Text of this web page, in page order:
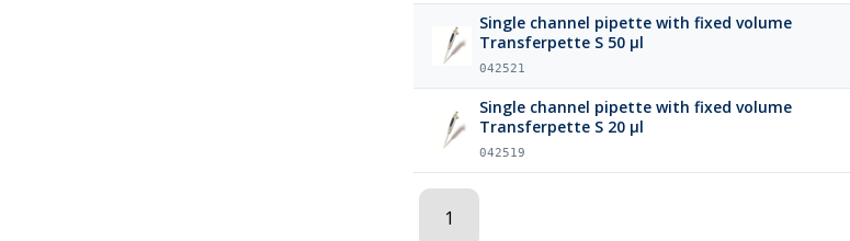
Single channel pipette with fixed volume
Transferpette S 50 µl
042521
Single channel pipette with fixed volume
Transferpette S 20 µl
042519
1